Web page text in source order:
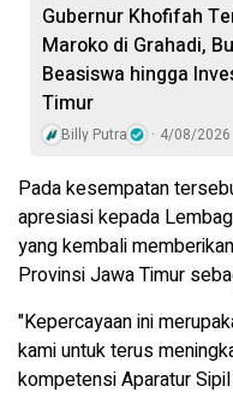
Gubernur Khofifah
Maroko di Grahadi,
Beasiswa hingga
Timur
Billy Putra 4/08/2026
Pada kesempatan
apresiasi kepada
yang kembali
Provinsi Jawa Timur
"Kepercayaan ini
kami untuk terus
kompetensi Aparatur